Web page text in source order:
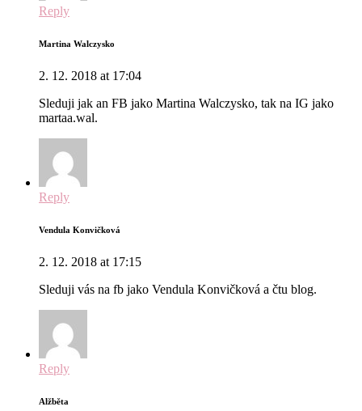
Reply
Martina Walczysko
2. 12. 2018 at 17:04
Sleduji jak an FB jako Martina Walczysko, tak na IG jako
martaa.wal.
Reply
Vendula Konvičková
2. 12. 2018 at 17:15
Sleduji vás na fb jako Vendula Konvičková a čtu blog.
Reply
Alžběta